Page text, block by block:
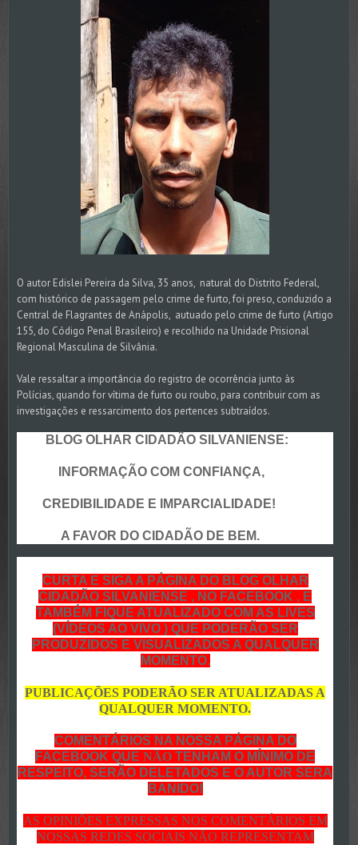
O autor Edislei Pereira da Silva, 35 anos, natural do Distrito Federal,
com histórico de passagem pelo crime de furto, foi preso, conduzido a
Central de Flagrantes de Anápolis, autuado pelo crime de furto (Artigo
155, do Código Penal Brasileiro) e recolhido na Unidade Prisional
Regional Masculina de Silvânia.
Vale ressaltar a importância do registro de ocorrência junto às
Polícias, quando for vítima de furto ou roubo, para contribuir com as
investigações e ressarcimento dos pertences subtraídos.
BLOG OLHAR CIDADÃO SILVANIENSE:
INFORMAÇÃO COM CONFIANÇA,
CREDIBILIDADE E IMPARCIALIDADE!
A FAVOR DO CIDADÃO DE BEM.
CURTA E SIGA A PÁGINA DO BLOG OLHAR
CIDADÃO SILVANIENSE , NO FACEBOOK , E
TAMBÉM FIQUE ATUALIZADO COM AS LIVES
(VÍDEOS AO VIVO ) QUE PODERÃO SER
PRODUZIDOS E VISUALIZADOS A QUALQUER
MOMENTO.
PUBLICAÇÕES PODERÃO SER ATUALIZADAS A
QUALQUER MOMENTO.
COMENTÁRIOS NA NOSSA PÁGINA DO
FACEBOOK QUE NÃO TENHAM O MÍNIMO DE
RESPEITO, SERÃO DELETADOS E O AUTOR SERA
BANIDO!
AS OPINIÕES EXPRESSAS NOS COMENTÁRIOS EM
NOSSAS REDES SOCIAIS NÃO REPRESENTAM